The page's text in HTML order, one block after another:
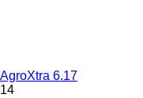
AgroXtra 6.17
14